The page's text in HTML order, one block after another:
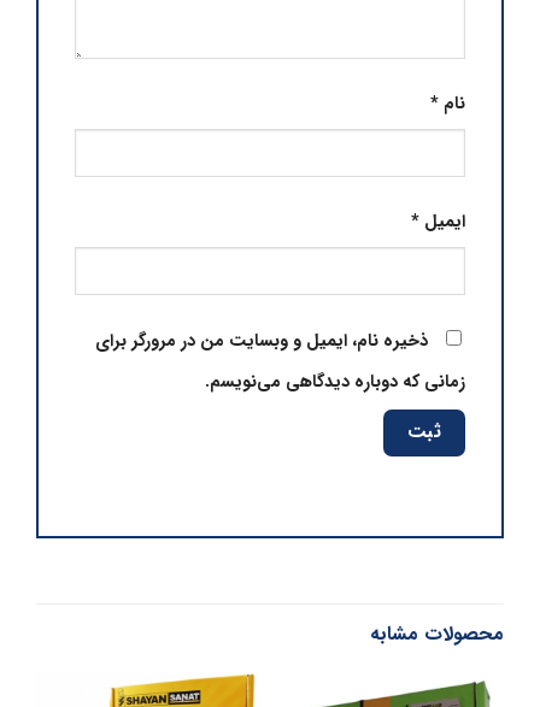
نام*
ایمیل*
ذخیره نام، ایمیل و وبسایت من در مرورگر برای
زمانی که دوباره دیدگاهی می‌نویسم.
محصولات مشابه